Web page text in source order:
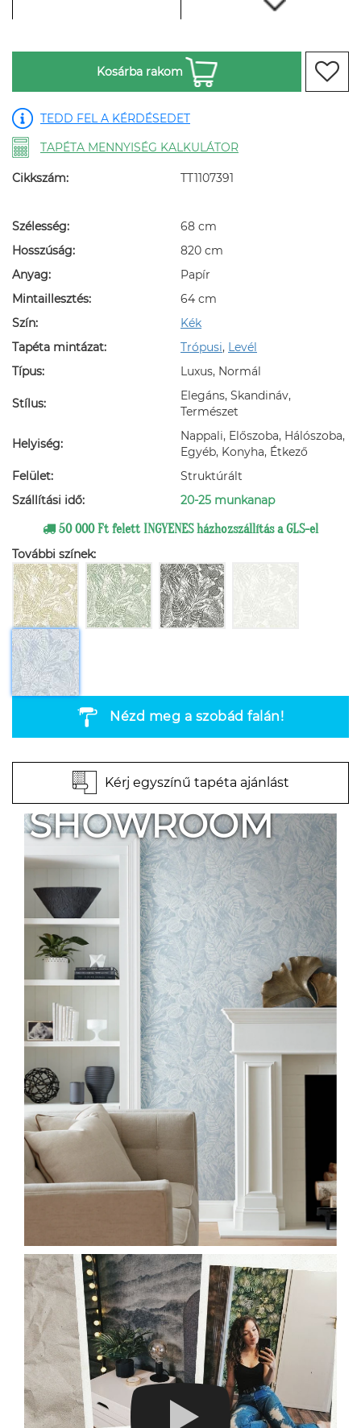
Kosárba rakom
TEDD FEL A KÉRDÉSEDET
TAPÉTA MENNYISÉG KALKULÁTOR
Cikkszám: TT1107391
Szélesség:
68 cm
Hosszúság:
820 cm
Anyag:
Papír
Mintaillesztés:
64 cm
Szín:
Kék
Tapéta mintázat:
Trópusi, Levél
Típus:
Luxus, Normál
Stílus:
Elegáns, Skandináv,
Természet
Helyiség:
Nappali, Előszoba, Hálószoba,
Egyéb, Konyha, Étkező
Felület:
Struktúrált
Szállítási idő:
20-25 munkanap
50 000 Ft felett INGYENES házhozszállítás a GLS-el
További színek:
Nézd meg a szobád falán!
Kérj egyszínű tapéta ajánlást
SHOWROOM